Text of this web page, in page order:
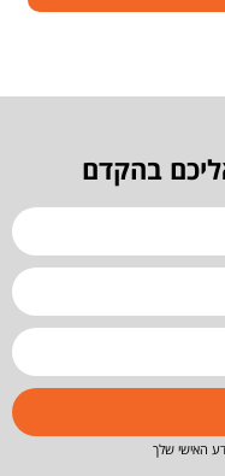
בהקדם
האישי שלך